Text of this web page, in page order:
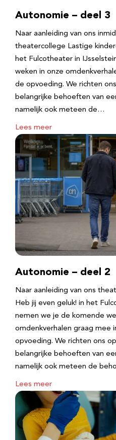
Autonomie – deel 3
Naar aanleiding van ons
theatercollege Lastige
het Fulcotheater in
weken in onze
de opvoeding. We richten
belangrijke behoeften van
namelijk ook meteen de…
Lees meer
Autonomie – deel 2
Naar aanleiding van ons
Heb jij even geluk! in het
nemen we je de komende
omdenkverhalen graag mee
opvoeding. We richten ons
belangrijke behoeften van
namelijk ook meteen de
Lees meer